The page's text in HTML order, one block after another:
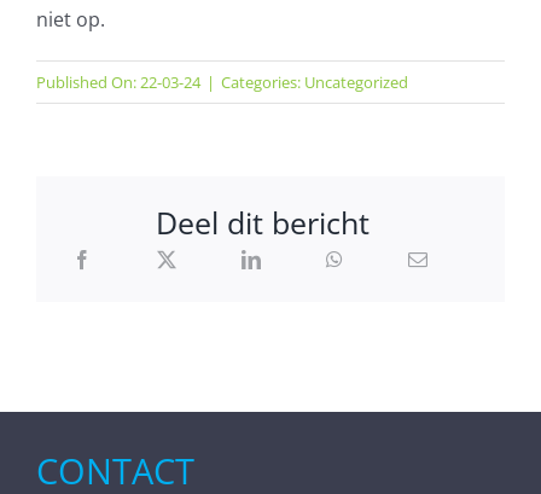
Glasvezelverbindingen
Microsoft software licenties
niet op.
Published On: 22-03-24 | Categories: Uncategorized
Deel dit bericht
CONTACT